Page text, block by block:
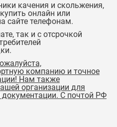
качения и скольжения,
онлайн или
сайте телефонам.
так и с отсрочкой
компанию и точное
Нам также
организации для
С почтой РФ